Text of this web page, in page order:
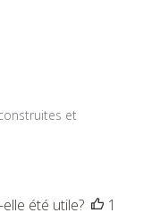
et
été utile?
1